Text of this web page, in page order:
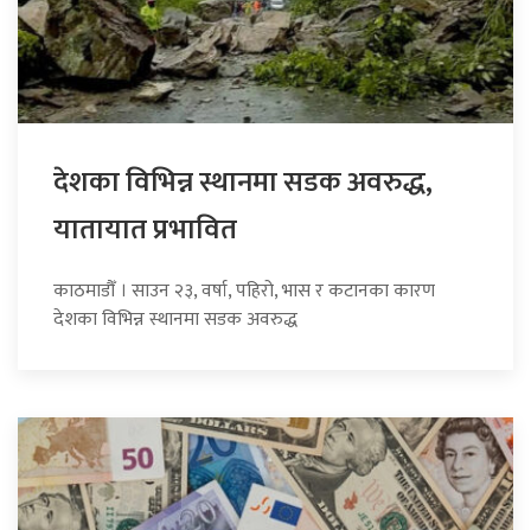
देशका विभिन्न स्थानमा सडक अवरुद्ध,
यातायात प्रभावित
काठमाडौँ । साउन २३, वर्षा, पहिरो, भास र कटानका कारण
देशका विभिन्न स्थानमा सडक अवरुद्ध